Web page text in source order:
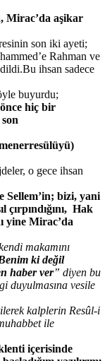
Mirac’da aşikar
son iki ayeti;
Rahman ve
ihsan sadece
buyurdu;
hiç bir
o gece ihsan
Sellem’in; bizi, yani
Hak
yine Mirac’da
makamını
ki değil
haber ver” diyen bu
duyulmasına vesile
kalplerin Resûl-i
ile
içerisinde